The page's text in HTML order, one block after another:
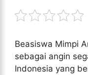
Beasiswa Mimpi
sebagai angin
Indonesia yang